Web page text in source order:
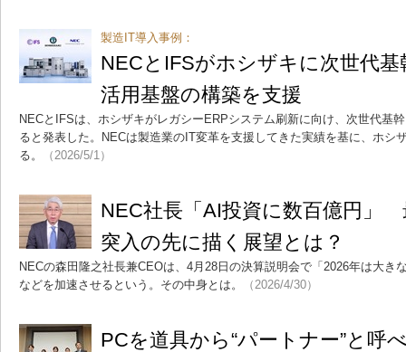
製造IT導入事例：
NECとIFSがホシザキに次世代
活用基盤の構築を支援
NECとIFSは、ホシザキがレガシーERPシステム刷新に向け、次世代基
ると発表した。NECは製造業のIT変革を支援してきた実績を基に、ホシ
る。
（2026/5/1）
NEC社長「AI投資に数百億円」
突入の先に描く展望とは？
NECの森田隆之社長兼CEOは、4月28日の決算説明会で「2026年は大き
などを加速させるという。その中身とは。
（2026/4/30）
PCを道具から“パートナー”と